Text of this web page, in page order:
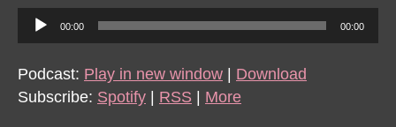
u
d
i
00:00 00:00
Podcast: Play in new window | Download
Subscribe: Spotify | RSS | More